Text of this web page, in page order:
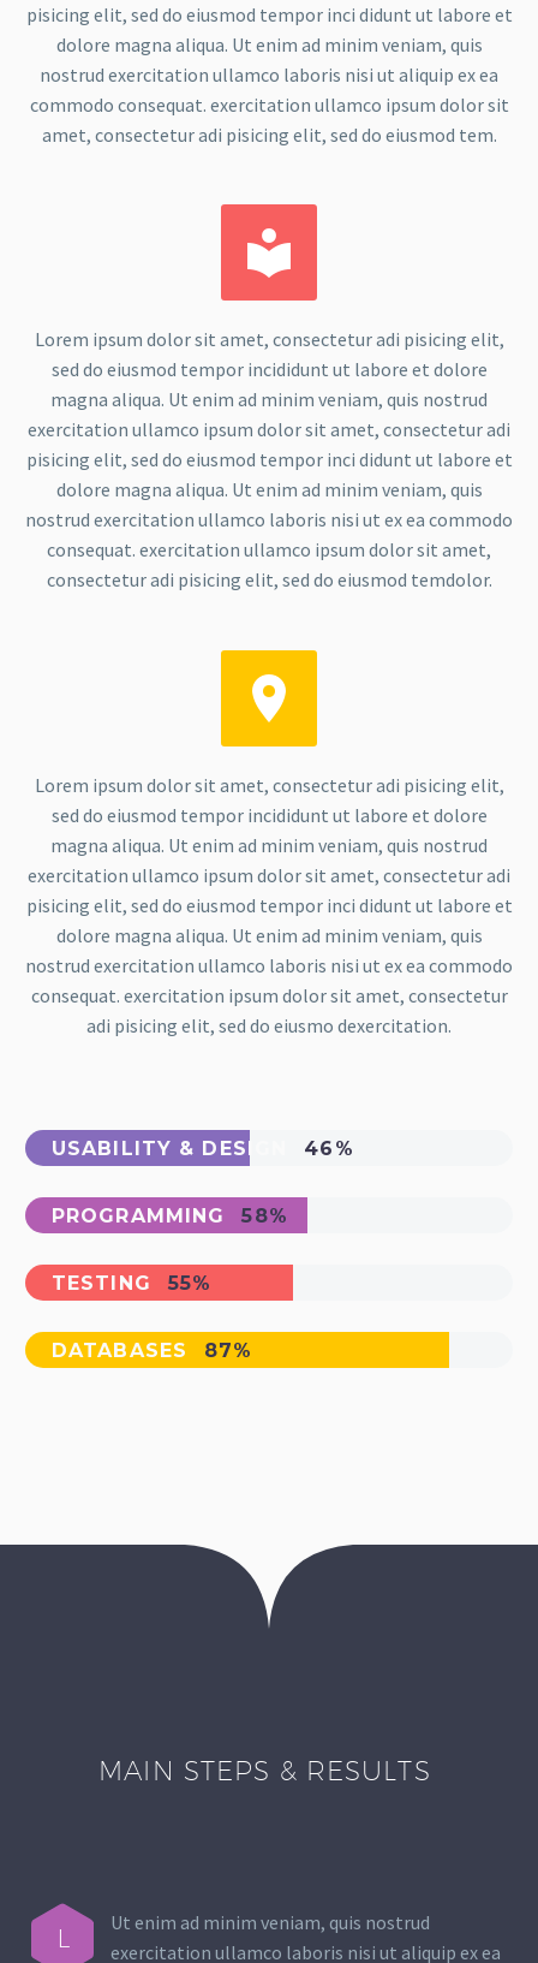
pisicing elit, sed do eiusmod tempor inci didunt ut labore et
dolore magna aliqua. Ut enim ad minim veniam, quis
nostrud exercitation ullamco laboris nisi ut aliquip ex ea
commodo consequat. exercitation ullamco ipsum dolor sit
amet, consectetur adi pisicing elit, sed do eiusmod tem.


Lorem ipsum dolor sit amet, consectetur adi pisicing elit,
sed do eiusmod tempor incididunt ut labore et dolore
magna aliqua. Ut enim ad minim veniam, quis nostrud
exercitation ullamco ipsum dolor sit amet, consectetur adi
pisicing elit, sed do eiusmod tempor inci didunt ut labore et
dolore magna aliqua. Ut enim ad minim veniam, quis
nostrud exercitation ullamco laboris nisi ut ex ea commodo
consequat. exercitation ullamco ipsum dolor sit amet,
consectetur adi pisicing elit, sed do eiusmod temdolor.


Lorem ipsum dolor sit amet, consectetur adi pisicing elit,
sed do eiusmod tempor incididunt ut labore et dolore
magna aliqua. Ut enim ad minim veniam, quis nostrud
exercitation ullamco ipsum dolor sit amet, consectetur adi
pisicing elit, sed do eiusmod tempor inci didunt ut labore et
dolore magna aliqua. Ut enim ad minim veniam, quis
nostrud exercitation ullamco laboris nisi ut ex ea commodo
consequat. exercitation ipsum dolor sit amet, consectetur
adi pisicing elit, sed do eiusmo dexercitation.
USABILITY & DESIGN 46%
PROGRAMMING 58%
TESTING 55%
DATABASES 87%
MAIN STEPS & RESULTS
L
Ut enim ad minim veniam, quis nostrud
exercitation ullamco laboris nisi ut aliquip ex ea